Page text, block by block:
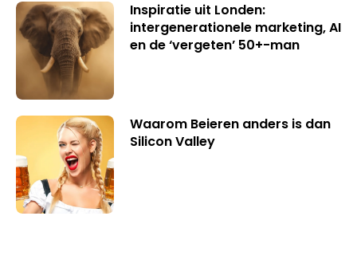
Inspiratie uit Londen:
intergenerationele marketing, AI
en de ‘vergeten’ 50+-man
Waarom Beieren anders is dan
Silicon Valley